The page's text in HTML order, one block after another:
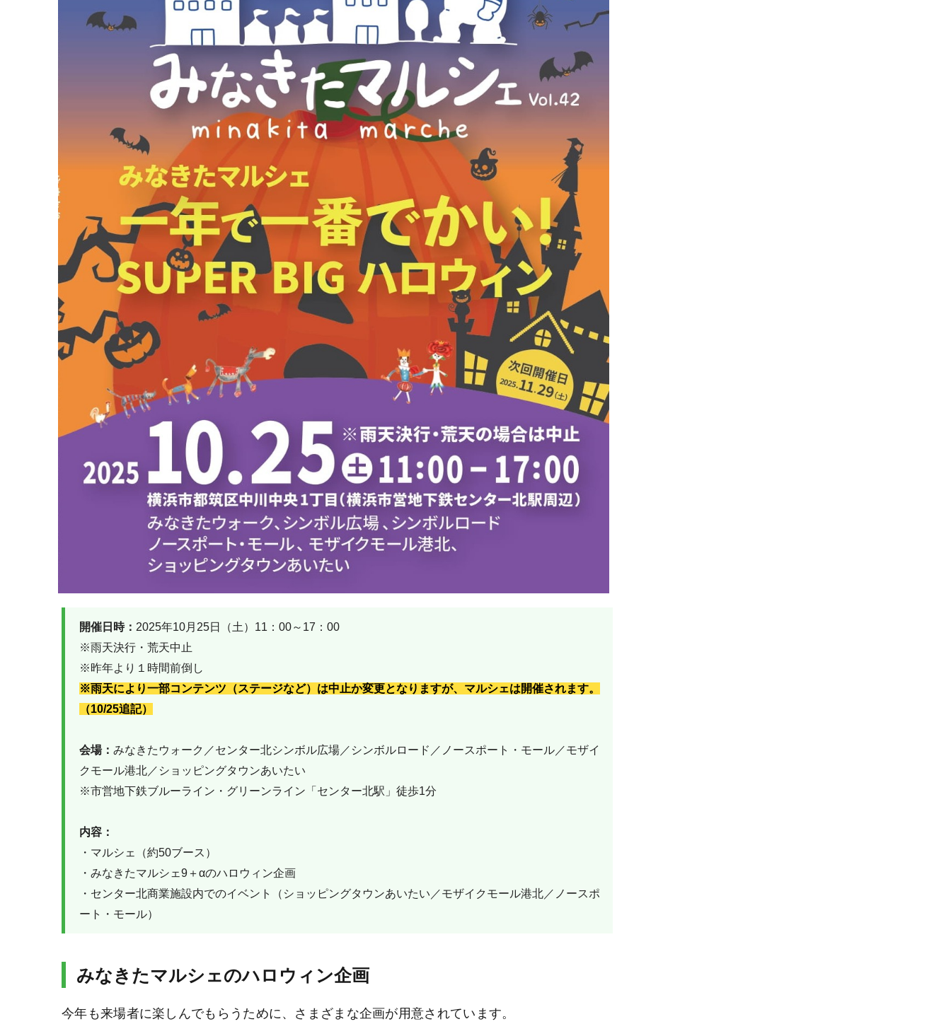
開催日時： 2025年10月25日（土）11：00～17：00
※雨天決行・荒天中止
※昨年より１時間前倒し
※雨天により一部コンテンツ（ステージなど）は中止か変更となりますが、マルシェは開催されます。
（10/25追記）
会場： みなきたウォーク／センター北シンボル広場／シンボルロード／ノースポート・モール／モザイ
クモール港北／ショッピングタウンあいたい
※市営地下鉄ブルーライン・グリーンライン「センター北駅」徒歩1分
内容：
・マルシェ（約50ブース）
・みなきたマルシェ9＋αのハロウィン企画
・センター北商業施設内でのイベント（ショッピングタウンあいたい／モザイクモール港北／ノースポ
ート・モール）
みなきたマルシェのハロウィン企画
今年も来場者に楽しんでもらうために、さまざまな企画が用意されています。